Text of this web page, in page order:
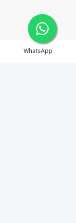
WhatsApp